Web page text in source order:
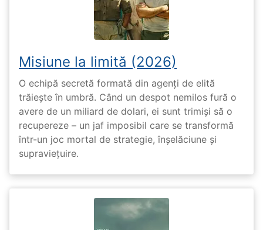
Misiune la limită (2026)
O echipă secretă formată din agenți de elită
trăiește în umbră. Când un despot nemilos fură o
avere de un miliard de dolari, ei sunt trimiși să o
recupereze – un jaf imposibil care se transformă
într-un joc mortal de strategie, înșelăciune și
supraviețuire.